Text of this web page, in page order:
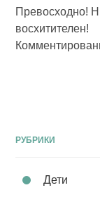
Превосходно!
восхитителен!
РУБРИКИ
Дети